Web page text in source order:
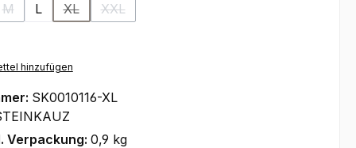
Option ist zurzeit nicht verfügbar.)
M
(Diese Option ist zurzeit nicht verfügbar.)
L XL
(Diese Option ist zurzeit nicht verfügbar.)
XXL
(Diese Option ist zurzeit nicht verfügbar.)
hinzufügen
SK0010116-XL
Verpackung: 0,9 kg